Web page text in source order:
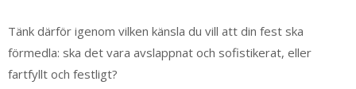
Tänk därför igenom vilken känsla du vill att din fest ska
förmedla: ska det vara avslappnat och sofistikerat, eller
fartfyllt och festligt?